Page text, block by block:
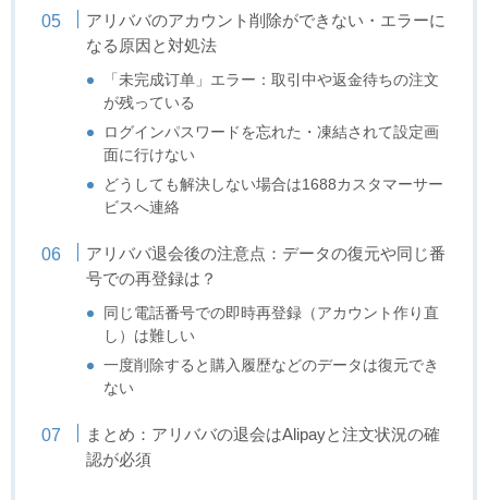
アリババのアカウント削除ができない・エラーに
なる原因と対処法
「未完成订单」エラー：取引中や返金待ちの注文
が残っている
ログインパスワードを忘れた・凍結されて設定画
面に行けない
どうしても解決しない場合は1688カスタマーサー
ビスへ連絡
アリババ退会後の注意点：データの復元や同じ番
号での再登録は？
同じ電話番号での即時再登録（アカウント作り直
し）は難しい
一度削除すると購入履歴などのデータは復元でき
ない
まとめ：アリババの退会はAlipayと注文状況の確
認が必須